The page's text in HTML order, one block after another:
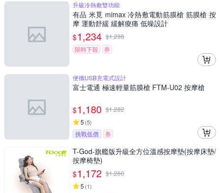
升級冷熱敷雙功能
有品 米覓 mimax 冷熱敷電動筋膜槍 筋膜槍 按
摩 運動舒緩 緩解痠痛 低噪設計
$1,234 $1,298
限時下殺
券
便攜USB充電式設計
富士電通 極速輕量筋膜槍 FTM-U02 按摩槍
$1,180 $1,282
5 (5)
挑戰低價 券
T-God-旗艦版升級全方位溫感按摩墊(按摩床墊/
按摩椅墊)
$1,172 $1,260
5 (1)